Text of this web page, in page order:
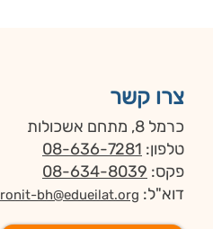
צרו קשר
כרמל 8, מתחם אשכולות
טלפון: 08-636-7281
פקס: 08-634-8039
דוא"ל: ronit-bh@edueilat.org